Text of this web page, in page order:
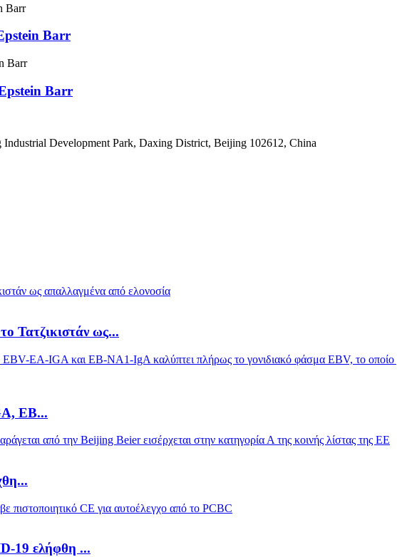
Barr
Barr
Development Park, Daxing District, Beijing 102612, China
Τατζικιστάν ως...
EB...
19 ελήφθη ...